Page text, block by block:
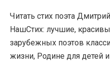
Читать стих поэта
НашСтих: лучшие,
зарубежных поэтов
жизни, Родине для детей